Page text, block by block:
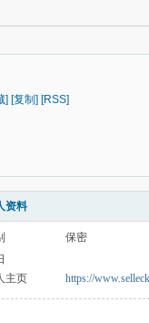
] [复制] [RSS]
资料
保密
主页
https://